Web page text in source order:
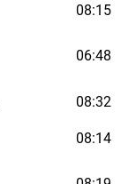
08:15
06:48
08:32
08:14